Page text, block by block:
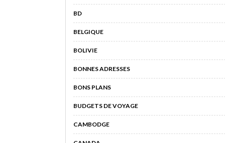
BD
BELGIQUE
BOLIVIE
BONNES ADRESSES
BONS PLANS
BUDGETS DE VOYAGE
CAMBODGE